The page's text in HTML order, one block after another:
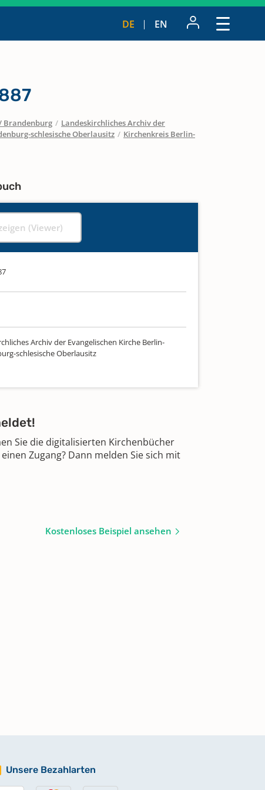
DE EN
Brandenburg / Landeskirchliches Archiv der
schlesische Oberlausitz / Kirchenkreis Berlin-
(Viewer)
Archiv der Evangelischen Kirche Berlin-
schlesische Oberlausitz
Sie die digitalisierten Kirchenbücher
Zugang? Dann melden Sie sich mit
Kostenloses Beispiel ansehen
Unsere Bezahlarten